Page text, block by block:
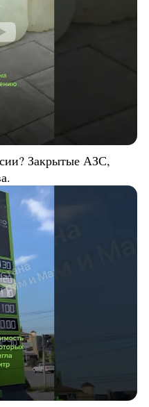
Закрытые АЗС,